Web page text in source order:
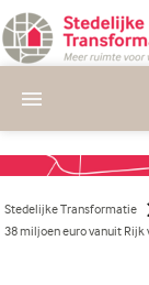
Stedelijke Transformatie
38 miljoen euro vanuit Rijk